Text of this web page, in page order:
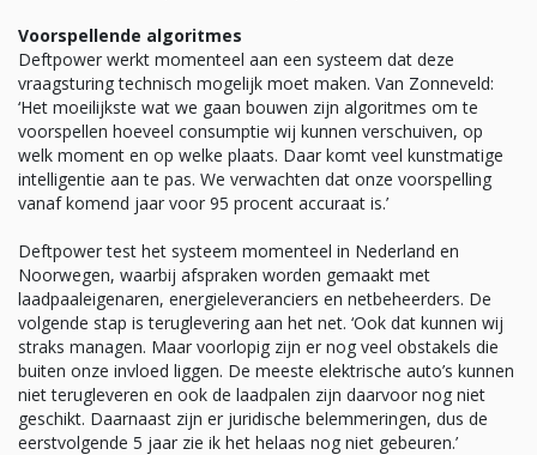
Voorspellende algoritmes
Deftpower werkt momenteel aan een systeem dat deze
vraagsturing technisch mogelijk moet maken. Van Zonneveld:
‘Het moeilijkste wat we gaan bouwen zijn algoritmes om te
voorspellen hoeveel consumptie wij kunnen verschuiven, op
welk moment en op welke plaats. Daar komt veel kunstmatige
intelligentie aan te pas. We verwachten dat onze voorspelling
vanaf komend jaar voor 95 procent accuraat is.’
Deftpower test het systeem momenteel in Nederland en
Noorwegen, waarbij afspraken worden gemaakt met
laadpaaleigenaren, energieleveranciers en netbeheerders. De
volgende stap is teruglevering aan het net. ‘Ook dat kunnen wij
straks managen. Maar voorlopig zijn er nog veel obstakels die
buiten onze invloed liggen. De meeste elektrische auto’s kunnen
niet terugleveren en ook de laadpalen zijn daarvoor nog niet
geschikt. Daarnaast zijn er juridische belemmeringen, dus de
eerstvolgende 5 jaar zie ik het helaas nog niet gebeuren.’